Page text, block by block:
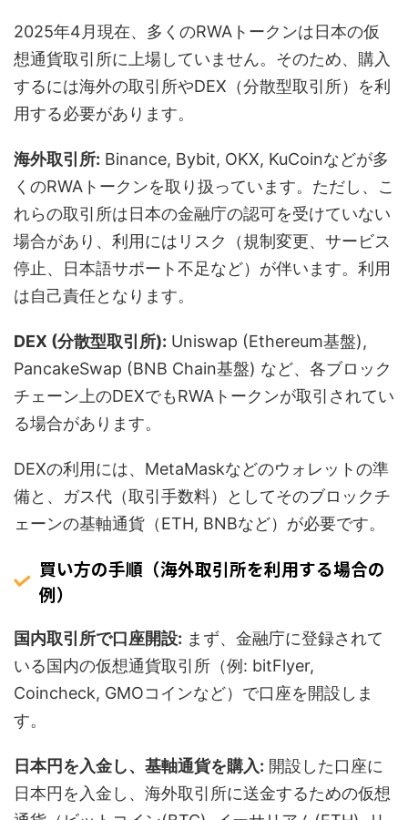
2025年4月現在、多くのRWAトークンは日本の仮
想通貨取引所に上場していません。そのため、購入
するには海外の取引所やDEX（分散型取引所）を利
用する必要があります。
海外取引所: Binance, Bybit, OKX, KuCoinなどが多
くのRWAトークンを取り扱っています。ただし、こ
れらの取引所は日本の金融庁の認可を受けていない
場合があり、利用にはリスク（規制変更、サービス
停止、日本語サポート不足など）が伴います。利用
は自己責任となります。
DEX (分散型取引所): Uniswap (Ethereum基盤),
PancakeSwap (BNB Chain基盤) など、各ブロック
チェーン上のDEXでもRWAトークンが取引されてい
る場合があります。
DEXの利用には、MetaMaskなどのウォレットの準
備と、ガス代（取引手数料）としてそのブロックチ
ェーンの基軸通貨（ETH, BNBなど）が必要です。
買い方の手順（海外取引所を利用する場合の
例）
国内取引所で口座開設: まず、金融庁に登録されて
いる国内の仮想通貨取引所（例: bitFlyer,
Coincheck, GMOコインなど）で口座を開設しま
す。
日本円を入金し、基軸通貨を購入: 開設した口座に
日本円を入金し、海外取引所に送金するための仮想